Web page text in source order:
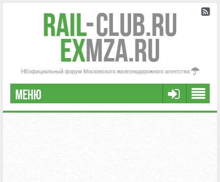
Rail-Club.RU
exMZA.RU
НЕофициальный форум Московского железнодорожного агентства
МЕНЮ
РЕГИСТРАЦИЯ